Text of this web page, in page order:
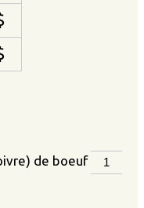
de boeuf